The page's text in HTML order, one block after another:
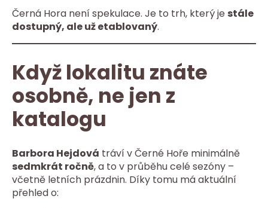
Černá Hora není spekulace. Je to trh, který je stále
dostupný, ale už etablovaný.
Když lokalitu znáte
osobně, ne jen z
katalogu
Barbora Hejdová tráví v Černé Hoře minimálně
sedmkrát ročně, a to v průběhu celé sezóny –
včetně letních prázdnin. Díky tomu má aktuální
přehled o: